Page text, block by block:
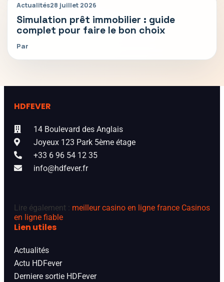
Actualités28 juillet 2026
Simulation prêt immobilier : guide
complet pour faire le bon choix
Par
HDFEVER
14 Boulevard des Anglais
Joyeux 123 Park 5ème étage
+33 6 96 54 12 35
info@hdfever.fr
Lire également : meilleur casino en ligne france Casinos
en ligne fiable
Lien utiles
Actualités
Actu HDFever
Derniere sortie HDFever